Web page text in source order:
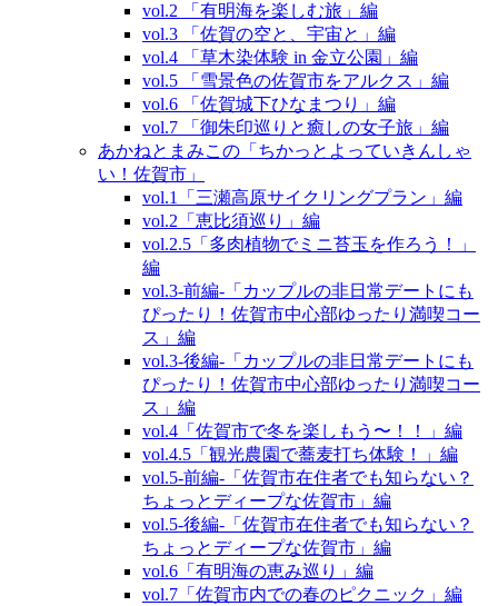
vol.2 「有明海を楽しむ旅」編
vol.3 「佐賀の空と、宇宙と」編
vol.4 「草木染体験 in 金立公園」編
vol.5 「雪景色の佐賀市をアルクス」編
vol.6 「佐賀城下ひなまつり」編
vol.7 「御朱印巡りと癒しの女子旅」編
あかねとまみこの「ちかっとよっていきんしゃ
い！佐賀市」
vol.1「三瀬高原サイクリングプラン」編
vol.2「恵比須巡り」編
vol.2.5「多肉植物でミニ苔玉を作ろう！」
編
vol.3‐前編‐「カップルの非日常デートにも
ぴったり！佐賀市中心部ゆったり満喫コー
ス」編
vol.3‐後編‐「カップルの非日常デートにも
ぴったり！佐賀市中心部ゆったり満喫コー
ス」編
vol.4「佐賀市で冬を楽しもう〜！！」編
vol.4.5「観光農園で蕎麦打ち体験！」編
vol.5‐前編‐「佐賀市在住者でも知らない？
ちょっとディープな佐賀市」編
vol.5‐後編‐「佐賀市在住者でも知らない？
ちょっとディープな佐賀市」編
vol.6「有明海の恵み巡り」編
vol.7「佐賀市内での春のピクニック」編